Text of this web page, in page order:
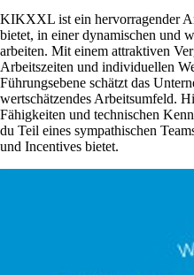
KIKXXL ist ein hervorragender
bietet, in einer dynamischen und
arbeiten. Mit einem attraktiven
Arbeitszeiten und individuellen
Führungsebene schätzt das
wertschätzendes Arbeitsumfeld.
Fähigkeiten und technischen
du Teil eines sympathischen
und Incentives bietet.